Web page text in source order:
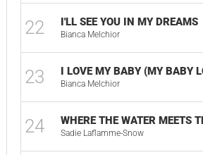
22 I'LL SEE YOU IN MY DREAMS
Bianca Melchior
23 I LOVE MY BABY (MY BABY
Bianca Melchior
24 WHERE THE WATER MEETS
Sadie Laflamme-Snow